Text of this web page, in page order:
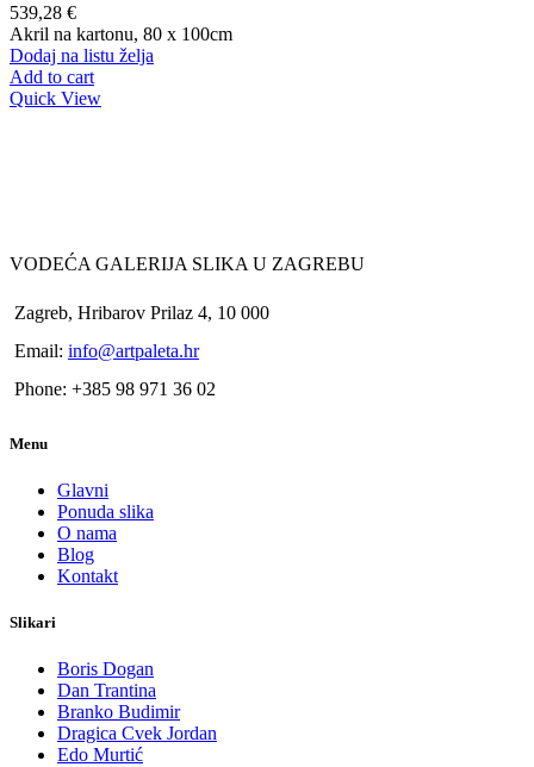
539,28 €
Akril na kartonu, 80 x 100cm
Dodaj na listu želja
Add to cart
Quick View
VODEĆA GALERIJA SLIKA U ZAGREBU
Zagreb, Hribarov Prilaz 4, 10 000
Email: info@artpaleta.hr
Phone: +385 98 971 36 02
Menu
Glavni
Ponuda slika
O nama
Blog
Kontakt
Slikari
Boris Dogan
Dan Trantina
Branko Budimir
Dragica Cvek Jordan
Edo Murtić